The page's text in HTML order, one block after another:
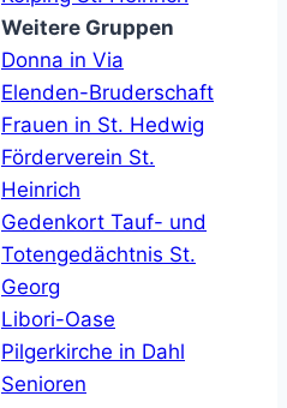
Weitere Gruppen
Donna in Via
Elenden-Bruderschaft
Frauen in St. Hedwig
Förderverein St.
Heinrich
Gedenkort Tauf- und
Totengedächtnis St.
Georg
Libori-Oase
Pilgerkirche in Dahl
Senioren